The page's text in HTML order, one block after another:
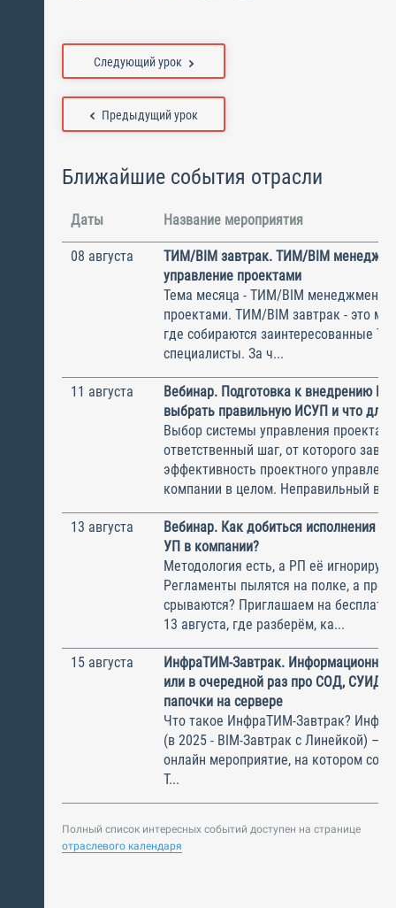
Предыдущий урок
Следующий урок
Ближайшие события отрасли
Даты Название мероприятия
08 августа
ТИМ/BIM завтрак. ТИМ/BIM
управление проектами
Тема месяца - ТИМ/BIM менеджмент и
проектами. ТИМ/BIM завтрак - это
где собираются заинтересованные
специалисты. За ч...
11 августа
Вебинар. Подготовка к внедрению
выбрать правильную ИСУП и что для
Выбор системы управления
ответственный шаг, от которого
эффективность проектного
компании в целом. Неправильный
13 августа
Вебинар. Как добиться исполнения
УП в компании?
Методология есть, а РП её
Регламенты пылятся на полке, а
срываются? Приглашаем на
13 августа, где разберём, ка...
15 августа
ИнфраТИМ-Завтрак.
или в очередной раз про СОД, СУИД и
папочки на сервере
Что такое ИнфраТИМ-Завтрак?
(в 2025 - BIM-Завтрак с Линейкой) –
онлайн мероприятие, на котором
Т...
Полный список интересных событий доступен на странице
отраслевого календаря